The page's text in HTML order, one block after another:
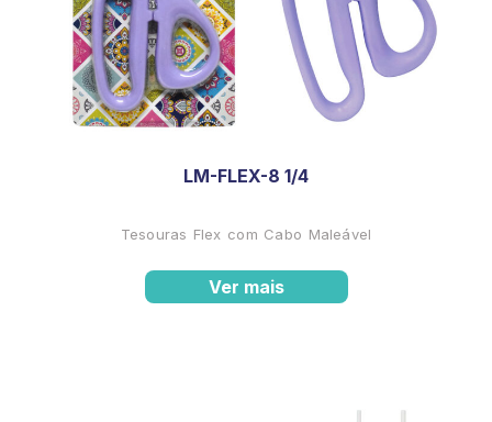
LM-FLEX-8 1/4
Tesouras Flex com Cabo Maleável
Ver mais